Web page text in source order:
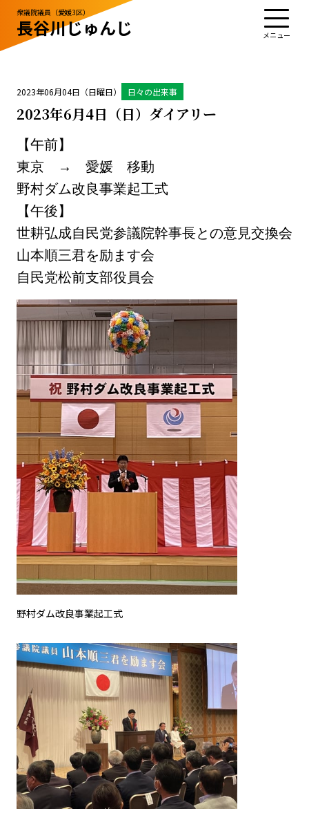
衆議院議員（愛媛3区）
長谷川じゅんじ
TOPプロフィール活動・実績
政治姿勢お知らせ応援する
お知らせ
お問い合わせ
サイトポリシー
2023年06月04日（日曜日） 日々の出来事
2023年6月4日（日）ダイアリー
【午前】
東京 → 愛媛 移動
野村ダム改良事業起工式
【午後】
世耕弘成自民党参議院幹事長との意見交換会
山本順三君を励ます会
自民党松前支部役員会
野村ダム改良事業起工式